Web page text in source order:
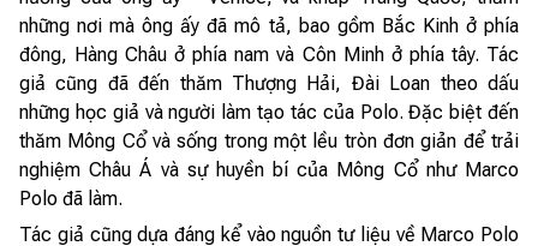
những nơi mà ông ấy đã mô tả, bao gồm Bắc Kinh ở phía
đông, Hàng Châu ở phía nam và Côn Minh ở phía tây. Tác
giả cũng đã đến thăm Thượng Hải, Đài Loan theo dấu
những học giả và người làm tạo tác của Polo. Đặc biệt đến
thăm Mông Cổ và sống trong một lều tròn đơn giản để trải
nghiệm Châu Á và sự huyền bí của Mông Cổ như Marco
Polo đã làm.
Tác giả cũng dựa đáng kể vào nguồn tư liệu về Marco Polo